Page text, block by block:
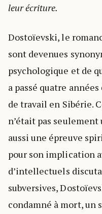
leur écriture.
Dostoïevski, le
sont devenues
psychologique et de
a passé quatre
de travail en Sibérie.
n’était pas
aussi une épreuve
pour son implication
d’intellectuels
subversives,
condamné à mort, un